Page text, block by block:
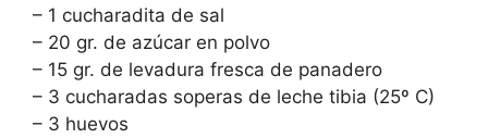
– 1 cucharadita de sal
– 20 gr. de azúcar en polvo
– 15 gr. de levadura fresca de panadero
– 3 cucharadas soperas de leche tibia (25º C)
– 3 huevos